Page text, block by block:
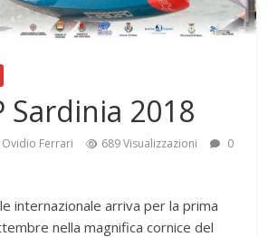
Sardinia 2018
Ovidio Ferrari 689 Visualizzazioni
0
internazionale arriva per la prima
nella magnifica cornice del